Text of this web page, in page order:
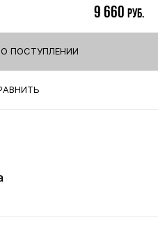
9 660 руб.
ПОСТУПЛЕНИИ